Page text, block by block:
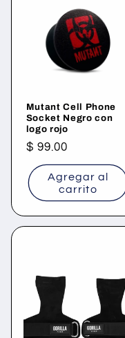
Mutant Cell Phone
Socket Negro con
logo rojo
Precio
habitual
$ 99.00
Agregar al
carrito